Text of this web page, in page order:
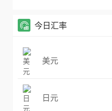
今日汇率
美元
日元